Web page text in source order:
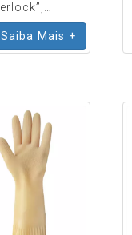
em
de malha.
Saiba Mais +